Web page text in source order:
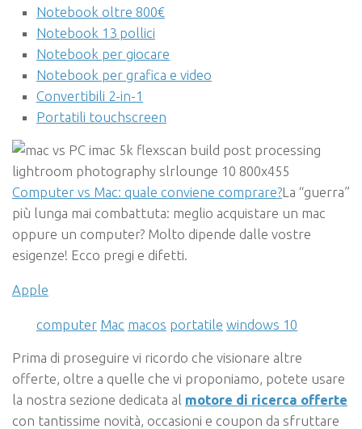
Notebook oltre 800€
Notebook 13 pollici
Notebook per giocare
Notebook per grafica e video
Convertibili 2-in-1
Portatili touchscreen
Computer vs Mac: quale conviene comprare?La “guerra”
più lunga mai combattuta: meglio acquistare un mac
oppure un computer? Molto dipende dalle vostre
esigenze! Ecco pregi e difetti.
Apple
computer Mac macos portatile windows 10
Prima di proseguire vi ricordo che visionare altre
offerte, oltre a quelle che vi proponiamo, potete usare
la nostra sezione dedicata al motore di ricerca offerte
con tantissime novità, occasioni e coupon da sfruttare